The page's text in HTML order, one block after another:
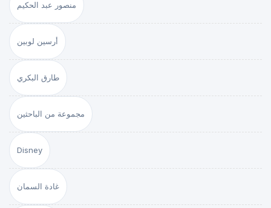
منصور عبد الحكيم
أرسين لوبين
طارق البكري
مجموعة من الباحثين
Disney
غادة السمان